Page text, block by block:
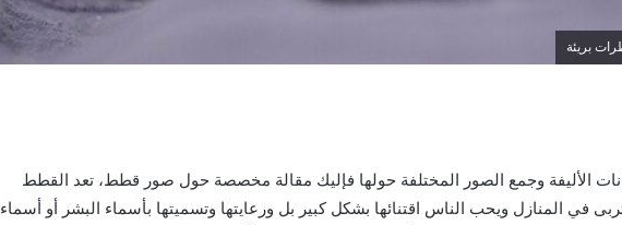
بريئة
الأليفة وجمع الصور المختلفة حولها فإليك مقالة مخصصة حول صور قطط، تعد القطط
في المنازل ويحب الناس اقتنائها بشكل كبير بل ورعايتها وتسميتها بأسماء البشر أو أسماء